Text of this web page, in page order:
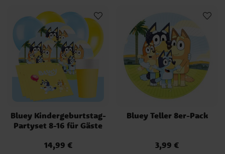
charmanten Servietten und Tischdecken, alle verziert mit schönen
Motiven aus der Bluey-Serie. Schaffen Sie eine fröhliche und
einladende Umgebung, die jedes kleine Gästchen vor Glück strahlen
Ein Tipp für einen gelungenen Bluey-Kindergeburtstag ist die
Organisation einer Schatzsuche oder eines Spiels, inspiriert von
Blueys und Bingos Abenteuern. Lassen Sie die Kinder Rätsel lösen
oder versteckte Gegenstände finden. Mit dem Bluey-Thema von
Sie unser Sortiment und lassen Sie die Feier beginnen!
Bluey Kindergeburtstag-
Partyset 8-16 für Gäste
Preis:14,99 €
14,99 €
Bluey Teller 8er-Pack
Preis:3,99 €
3,99 €